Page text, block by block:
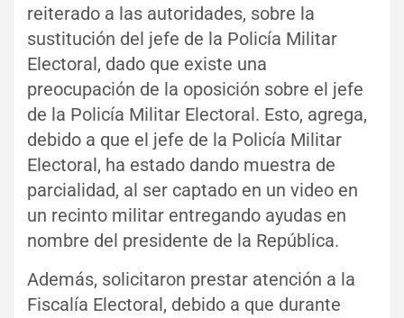
reiterado a las autoridades, sobre la
sustitución del jefe de la Policía Militar
Electoral, dado que existe una
preocupación de la oposición sobre el jefe
de la Policía Militar Electoral. Esto, agrega,
debido a que el jefe de la Policía Militar
Electoral, ha estado dando muestra de
parcialidad, al ser captado en un video en
un recinto militar entregando ayudas en
nombre del presidente de la República.
Además, solicitaron prestar atención a la
Fiscalía Electoral, debido a que durante